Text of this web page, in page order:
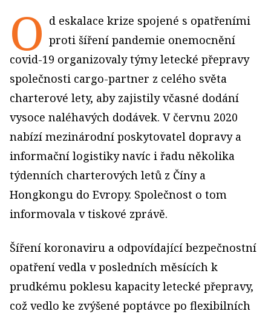
O d eskalace krize spojené s opatřeními
proti šíření pandemie onemocnění
covid-19 organizovaly týmy letecké přepravy
společnosti cargo-partner z celého světa
charterové lety, aby zajistily včasné dodání
vysoce naléhavých dodávek. V červnu 2020
nabízí mezinárodní poskytovatel dopravy a
informační logistiky navíc i řadu několika
týdenních charterových letů z Číny a
Hongkongu do Evropy. Společnost o tom
informovala v tiskové zprávě.
Šíření koronaviru a odpovídající bezpečnostní
opatření vedla v posledních měsících k
prudkému poklesu kapacity letecké přepravy,
což vedlo ke zvýšené poptávce po flexibilních